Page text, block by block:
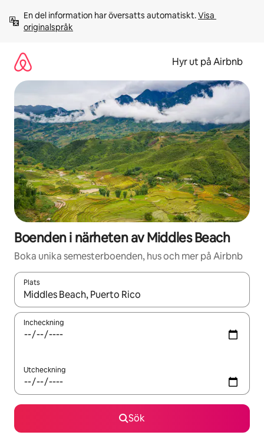
innehåll
En del information har översatts automatiskt. Visa
originalspråk
Hyr ut på Airbnb
Boenden i närheten av Middles Beach
Boka unika semesterboenden, hus och mer på Airbnb
Plats
När resultaten är tillgängliga kan du navigera med upp- och
Incheckning
Utcheckning
Sök